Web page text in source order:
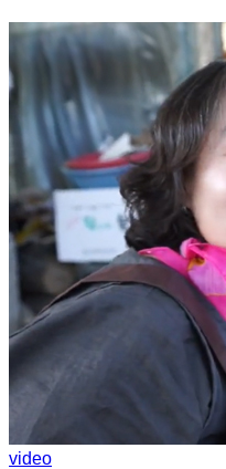
video